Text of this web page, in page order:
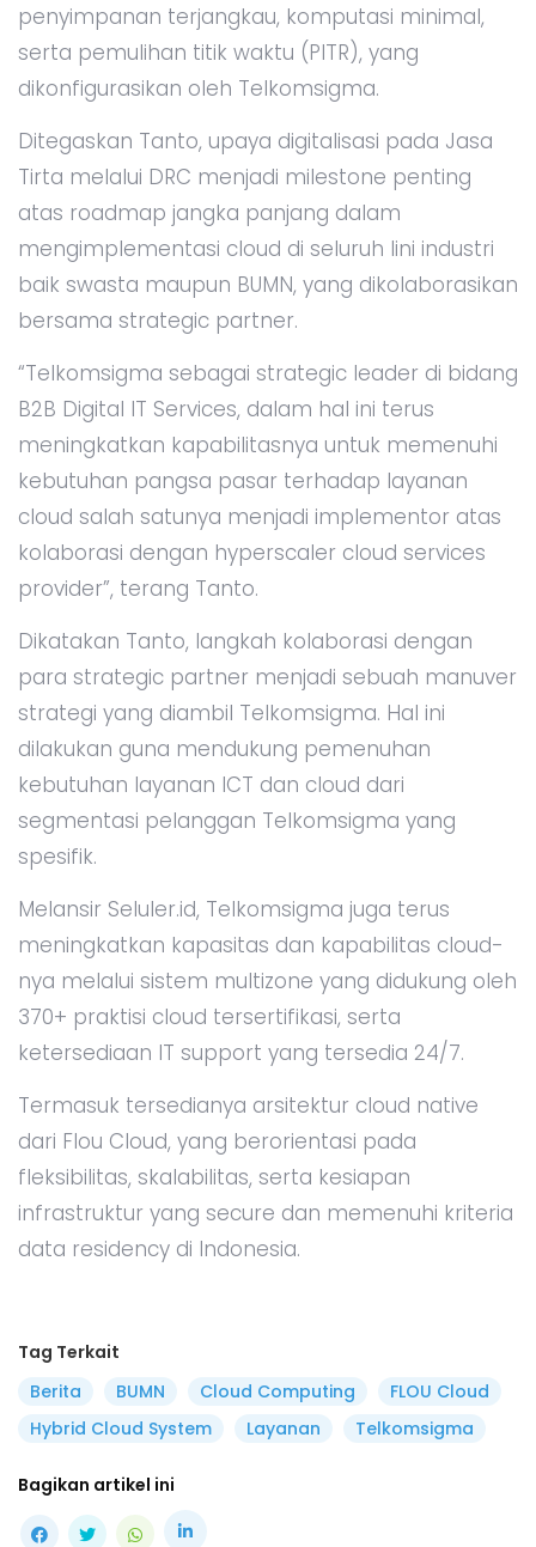
penyimpanan terjangkau, komputasi minimal,
serta pemulihan titik waktu (PITR), yang
dikonfigurasikan oleh Telkomsigma.
Ditegaskan Tanto, upaya digitalisasi pada Jasa
Tirta melalui DRC menjadi milestone penting
atas roadmap jangka panjang dalam
mengimplementasi cloud di seluruh lini industri
baik swasta maupun BUMN, yang dikolaborasikan
bersama strategic partner.
“Telkomsigma sebagai strategic leader di bidang
B2B Digital IT Services, dalam hal ini terus
meningkatkan kapabilitasnya untuk memenuhi
kebutuhan pangsa pasar terhadap layanan
cloud salah satunya menjadi implementor atas
kolaborasi dengan hyperscaler cloud services
provider”, terang Tanto.
Dikatakan Tanto, langkah kolaborasi dengan
para strategic partner menjadi sebuah manuver
strategi yang diambil Telkomsigma. Hal ini
dilakukan guna mendukung pemenuhan
kebutuhan layanan ICT dan cloud dari
segmentasi pelanggan Telkomsigma yang
spesifik.
Melansir Seluler.id, Telkomsigma juga terus
meningkatkan kapasitas dan kapabilitas cloud-
nya melalui sistem multizone yang didukung oleh
370+ praktisi cloud tersertifikasi, serta
ketersediaan IT support yang tersedia 24/7.
Termasuk tersedianya arsitektur cloud native
dari Flou Cloud, yang berorientasi pada
fleksibilitas, skalabilitas, serta kesiapan
infrastruktur yang secure dan memenuhi kriteria
data residency di Indonesia.
Tag Terkait
Berita
BUMN Cloud Computing
FLOU Cloud
Hybrid Cloud System
Layanan Telkomsigma
Bagikan artikel ini